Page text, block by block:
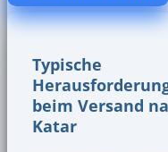
Typische
beim Versand
Katar